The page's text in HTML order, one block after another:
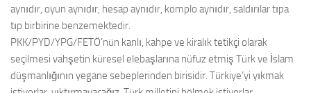
aynıdır, oyun aynıdır, hesap aynıdır, komplo aynıdır, saldırılar tıpa
tıp birbirine benzemektedir.
PKK/PYD/YPG/FETÖ’nün kanlı, kahpe ve kiralık tetikçi olarak
seçilmesi vahşetin küresel elebaşlarına nüfuz etmiş Türk ve İslam
düşmanlığının yegane sebeplerinden birisidir. Türkiye’yi yıkmak